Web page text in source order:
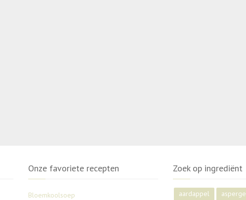
Onze favoriete recepten
Bloemkoolsoep
Zoek op ingrediënt
aardappel asperge